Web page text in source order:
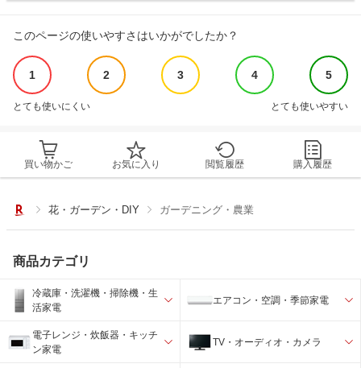
このページの使いやすさはいかがでしたか？
1 2 3 4 5
とても使いにくい とても使いやすい
買い物かご お気に入り 閲覧履歴 購入履歴
花・ガーデン・DIY ガーデニング・農業
商品カテゴリ
冷蔵庫・洗濯機・掃除機・生
活家電
エアコン・空調・季節家電
電子レンジ・炊飯器・キッチ
ン家電
TV・オーディオ・カメラ